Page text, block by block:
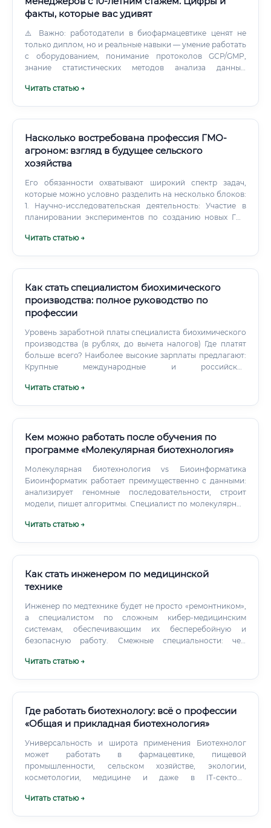
факты, которые вас удивят
⚠️ Важно: работодатели в биофармацевтике ценят не
только диплом, но и реальные навыки — умение работать
с оборудованием, понимание протоколов GCP/GMP,
знание статистических методов анализа данных.
Карьерная лестница биофармаколога — одна из самых
Ведущий научный сотрудник → Руководитель научного
направления → Директор по науке 🏭 Производственный
трек: Специалист ОКК → Старший специалист →
Регуляторный трек: Регуляторный специалист → Старший
регуляторный менеджер → Директор по регуляторным
вопросам 💼 Коммерческий трек: Медицинский советник
→ Менеджер продукта → Директор по маркетингу
Читать статью →
Насколько востребована профессия ГМО-
агроном: взгляд в будущее сельского
хозяйства
Его обязанности охватывают широкий спектр задач,
которые можно условно разделить на несколько блоков:
1. Научно-исследовательская деятельность: Участие в
планировании экспериментов по созданию новых ГМ-
Читать статью →
Как стать специалистом биохимического
производства: полное руководство по
профессии
Уровень заработной платы специалиста биохимического
производства (в рублях, до вычета налогов) Где платят
больше всего? Наиболее высокие зарплаты предлагают:
Крупные международные и российские
расположенные в столичных регионах (Москва, Санкт-
Читать статью →
Кем можно работать после обучения по
программе «Молекулярная биотехнология»
Молекулярная биотехнология vs Биоинформатика
Биоинформатик работает преимущественно с данными:
анализирует геномные последовательности, строит
модели, пишет алгоритмы. Специалист по молекулярной
реальными биологическими объектами.
Читать статью →
Как стать инженером по медицинской
технике
Инженер по медтехнике будет не просто «ремонтником»,
а специалистом по сложным кибер-медицинским
системам, обеспечивающим их бесперебойную и
безопасную работу. Смежные специальности: чем
профессий: инженер-электроник, IT-специалист в
Читать статью →
Где работать биотехнологу: всё о профессии
«Общая и прикладная биотехнология»
Универсальность и широта применения Биотехнолог
может работать в фармацевтике, пищевой
промышленности, сельском хозяйстве, экологии,
косметологии, медицине и даже в IT-секторе
позволяющая кардинально сменить отрасль без полного
Читать статью →